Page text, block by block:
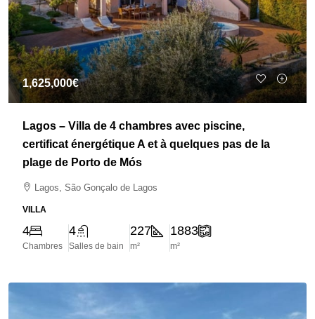
1,625,000€
Lagos – Villa de 4 chambres avec piscine,
certificat énergétique A et à quelques pas de la
plage de Porto de Mós
Lagos, São Gonçalo de Lagos
VILLA
4
Chambres
4
Salles de bain
227
m²
1883
m²